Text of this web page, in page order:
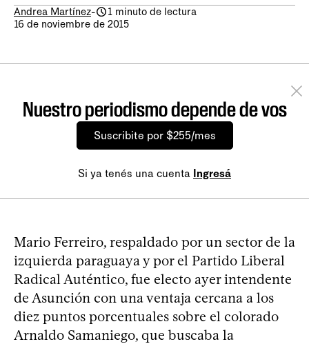
Andrea Martínez-
1 minuto de lectura
16 de noviembre de 2015
Nuestro periodismo depende de vos
Suscribite por $255/mes
Si ya tenés una cuenta Ingresá
Mario Ferreiro, respaldado por un sector de la
izquierda paraguaya y por el Partido Liberal
Radical Auténtico, fue electo ayer intendente
de Asunción con una ventaja cercana a los
diez puntos porcentuales sobre el colorado
Arnaldo Samaniego, que buscaba la